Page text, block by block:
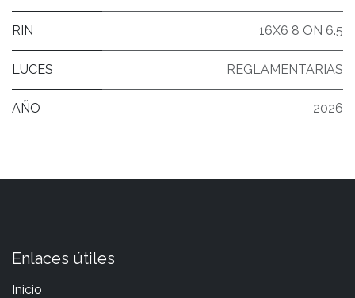
RIN 16X6 8 ON 6.5
LUCES REGLAMENTARIAS
AÑO 2026
Enlaces útiles
Inicio